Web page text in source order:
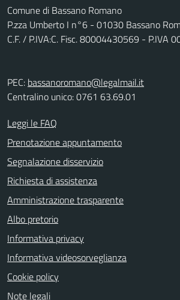
Comune di Bassano Romano
P.zza Umberto I n°6 - 01030 Bassano
C.F. / P.IVA:C. Fisc. 80004430569 - P.IVA
PEC: bassanoromano@legalmail.it
Centralino unico: 0761 63.69.01
Leggi le FAQ
Prenotazione appuntamento
Segnalazione disservizio
Richiesta di assistenza
Amministrazione trasparente
Albo pretorio
Informativa privacy
Informativa videosorveglianza
Cookie policy
Note legali